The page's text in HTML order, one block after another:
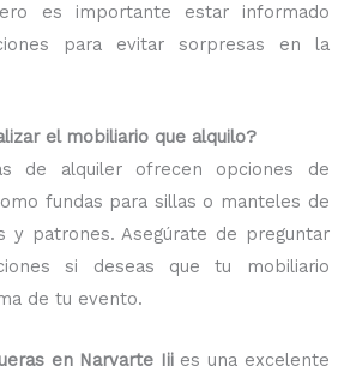
es importante estar informado
para evitar sorpresas en la
el mobiliario que alquilo?
de alquiler ofrecen opciones de
fundas para sillas o manteles de
y patrones. Asegúrate de preguntar
si deseas que tu mobiliario
de tu evento.
en Narvarte Iii es una excelente